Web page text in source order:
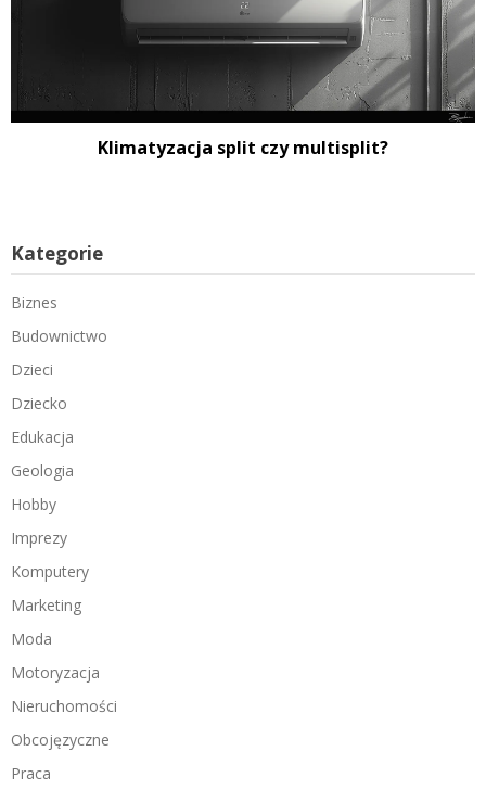
Klimatyzacja split czy multisplit?
Kategorie
Biznes
Budownictwo
Dzieci
Dziecko
Edukacja
Geologia
Hobby
Imprezy
Komputery
Marketing
Moda
Motoryzacja
Nieruchomości
Obcojęzyczne
Praca